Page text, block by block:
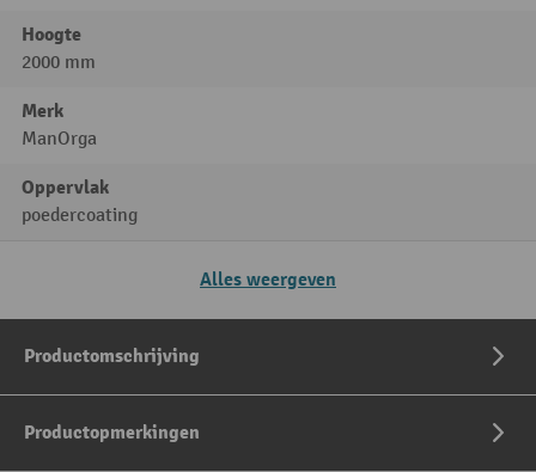
Hoogte
2000 mm
Merk
ManOrga
Oppervlak
poedercoating
Alles weergeven
Productomschrijving
Productopmerkingen